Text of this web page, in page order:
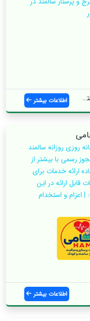
اطلاعات بیشتر
روزی روزانه سالمند
رسمی با بیشتر از
ارائه خدمات برای
قابل ارائه در این
و استخدام
اطلاعات بیشتر